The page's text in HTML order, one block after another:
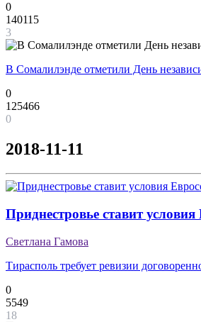
0
140115
3
В Сомалилэнде отметили День
0
125466
0
2018-11-11
Приднестровье ставит
Светлана Гамова
Тирасполь требует ревизии
0
5549
18